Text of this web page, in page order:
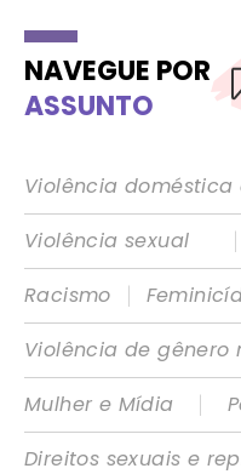
NAVEGUE POR
ASSUNTO
Violência
Violência sexual
|
Racismo
|
Violência de gênero
Mulher e Mídia
|
Direitos sexuais e